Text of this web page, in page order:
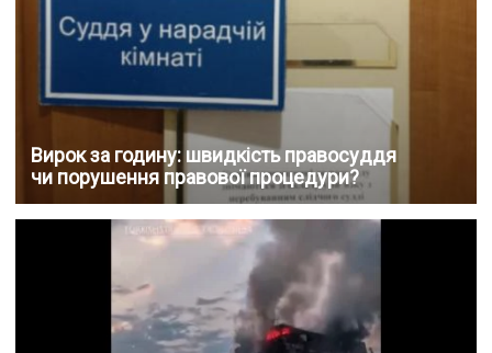
Вирок за годину: швидкість правосуддя
чи порушення правової процедури?